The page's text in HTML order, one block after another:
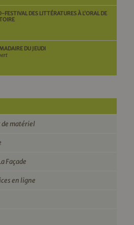
FESTIVAL DES LITTÉRATURES À L’ORAL DE
DU JEUDI
de matériel
Façade
en ligne